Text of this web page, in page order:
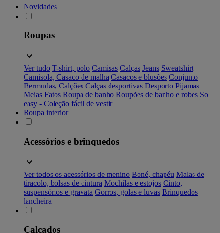
Novidades
Roupas
Ver tudo T-shirt, polo Camisas Calças Jeans Sweatshirt
Camisola, Casaco de malha Casacos e blusões Conjunto
Bermudas, Calções Calças desportivas Desporto Pijamas
Meias Fatos Roupa de banho Roupões de banho e robes So
easy - Coleção fácil de vestir
Roupa interior
Acessórios e brinquedos
Ver todos os acessórios de menino Boné, chapéu Malas de
tiracolo, bolsas de cintura Mochilas e estojos Cinto,
suspensórios e gravata Gorros, golas e luvas Brinquedos
lancheira
Calçados